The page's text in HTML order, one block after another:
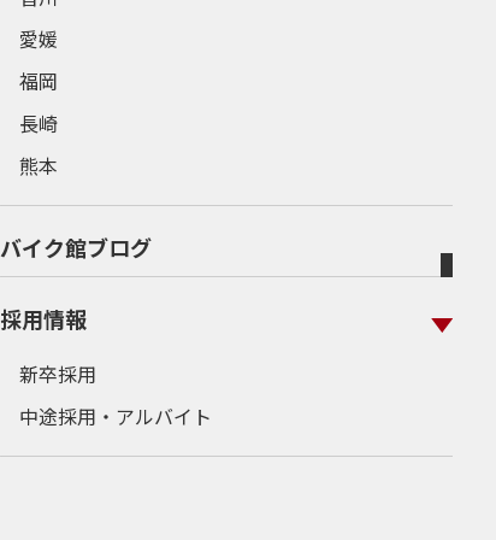
愛媛
福岡
長崎
熊本
バイク館ブログ
採用情報
新卒採用
中途採用・アルバイト